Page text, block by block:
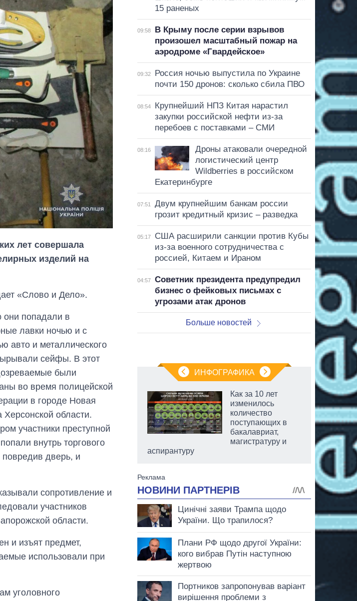
лет совершала
изделий на
«Слово и Дело».
они попадали в
лавки ночью и с
авто и металлического
сейфы. В этот
были
во время полицейской
в городе Новая
Херсонской области.
участники преступной
внутрь торгового
повредив дверь, и
сопротивление и
участников
области.
и изъят предмет,
использовали при
уголовного
15 раненых
09:58
В Крыму после серии взрывов
произошел масштабный пожар на
аэродроме «Гвардейское»
09:32
Россия ночью выпустила по Украине
почти 150 дронов: сколько сбила ПВО
08:54
Крупнейший НПЗ Китая нарастил
закупки российской нефти из-за
перебоев с поставками – СМИ
08:16
Дроны атаковали очередной
логистический центр
Wildberries в российском
Екатеринбурге
07:51
Двум крупнейшим банкам россии
грозит кредитный кризис – разведка
05:17
США расширили санкции против Кубы
из-за военного сотрудничества с
россией, Китаем и Ираном
04:57
Советник президента предупредил
бизнес о фейковых письмах с
угрозами атак дронов
Больше новостей
ИНФОГРАФИКА
Восемь
массированных
ударов по Украине
область стали
главной целью рф
Как за 10 лет
изменилось
количество
поступающих в
бакалавриат,
магистратуру и
аспирантуру